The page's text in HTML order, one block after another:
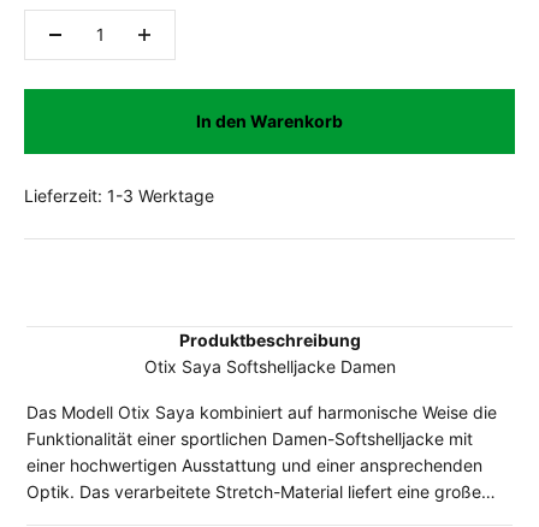
In den Warenkorb
Lieferzeit: 1-3 Werktage
Produktbeschreibung
Otix Saya Softshelljacke Damen
Das Modell Otix Saya kombiniert auf harmonische Weise die
Funktionalität einer sportlichen Damen-Softshelljacke mit
einer hochwertigen Ausstattung und einer ansprechenden
Optik. Das verarbeitete Stretch-Material liefert eine große